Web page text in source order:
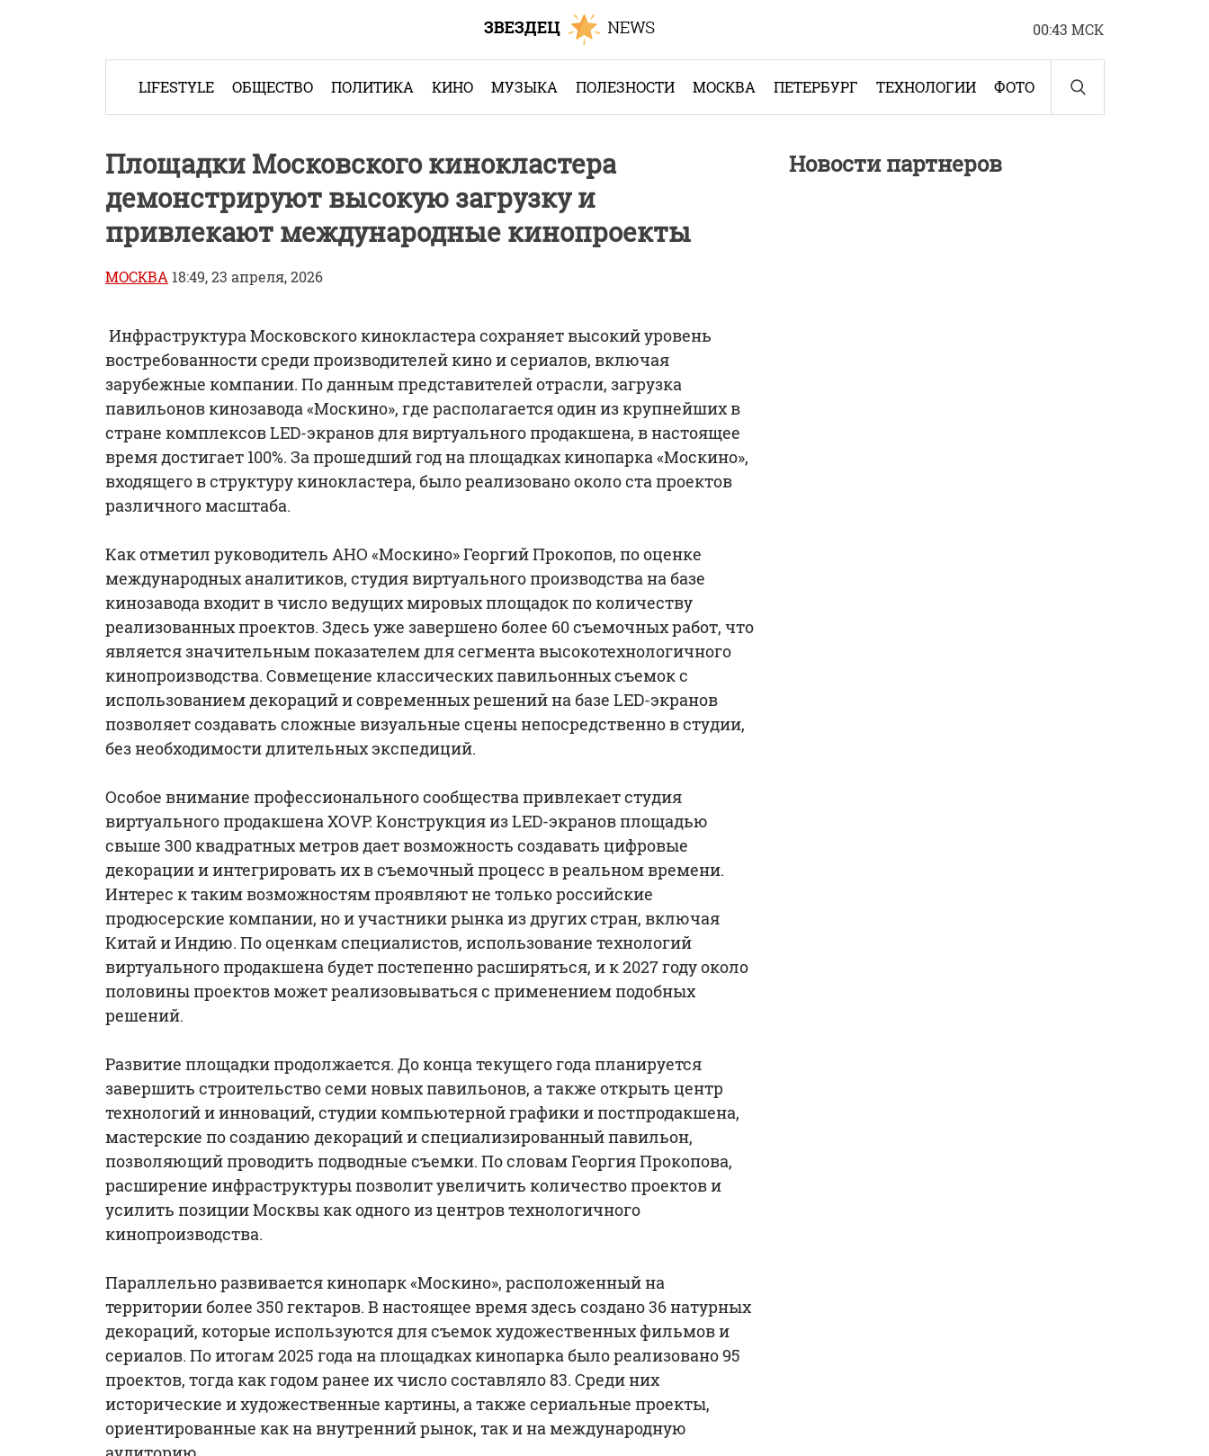
00:43 МСК
LIFESTYLE ОБЩЕСТВО ПОЛИТИКА КИНО МУЗЫКА ПОЛЕЗНОСТИ МОСКВА ПЕТЕРБУРГ ТЕХНОЛОГИИ ФОТО
Площадки Московского кинокластера
демонстрируют высокую загрузку и
привлекают международные кинопроекты
МОСКВА 18:49, 23 апреля, 2026
Инфраструктура Московского кинокластера сохраняет высокий уровень
востребованности среди производителей кино и сериалов, включая
зарубежные компании. По данным представителей отрасли, загрузка
павильонов кинозавода «Москино», где располагается один из крупнейших в
стране комплексов LED-экранов для виртуального продакшена, в настоящее
время достигает 100%. За прошедший год на площадках кинопарка «Москино»,
входящего в структуру кинокластера, было реализовано около ста проектов
различного масштаба.
Как отметил руководитель АНО «Москино» Георгий Прокопов, по оценке
международных аналитиков, студия виртуального производства на базе
кинозавода входит в число ведущих мировых площадок по количеству
реализованных проектов. Здесь уже завершено более 60 съемочных работ, что
является значительным показателем для сегмента высокотехнологичного
кинопроизводства. Совмещение классических павильонных съемок с
использованием декораций и современных решений на базе LED-экранов
позволяет создавать сложные визуальные сцены непосредственно в студии,
без необходимости длительных экспедиций.
Особое внимание профессионального сообщества привлекает студия
виртуального продакшена XOVP. Конструкция из LED-экранов площадью
свыше 300 квадратных метров дает возможность создавать цифровые
декорации и интегрировать их в съемочный процесс в реальном времени.
Интерес к таким возможностям проявляют не только российские
продюсерские компании, но и участники рынка из других стран, включая
Китай и Индию. По оценкам специалистов, использование технологий
виртуального продакшена будет постепенно расширяться, и к 2027 году около
половины проектов может реализовываться с применением подобных
решений.
Развитие площадки продолжается. До конца текущего года планируется
завершить строительство семи новых павильонов, а также открыть центр
технологий и инноваций, студии компьютерной графики и постпродакшена,
мастерские по созданию декораций и специализированный павильон,
позволяющий проводить подводные съемки. По словам Георгия Прокопова,
расширение инфраструктуры позволит увеличить количество проектов и
усилить позиции Москвы как одного из центров технологичного
кинопроизводства.
Параллельно развивается кинопарк «Москино», расположенный на
территории более 350 гектаров. В настоящее время здесь создано 36 натурных
декораций, которые используются для съемок художественных фильмов и
сериалов. По итогам 2025 года на площадках кинопарка было реализовано 95
проектов, тогда как годом ранее их число составляло 83. Среди них
исторические и художественные картины, а также сериальные проекты,
ориентированные как на внутренний рынок, так и на международную
Новости партнеров